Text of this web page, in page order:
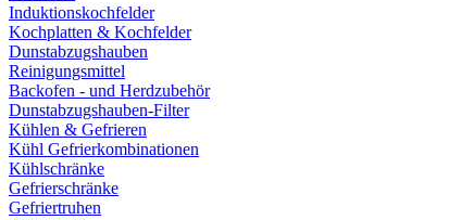
Induktionskochfelder
Kochplatten & Kochfelder
Dunstabzugshauben
Reinigungsmittel
Backofen - und Herdzubehör
Dunstabzugshauben-Filter
Kühlen & Gefrieren
Kühl Gefrierkombinationen
Kühlschränke
Gefrierschränke
Gefriertruhen